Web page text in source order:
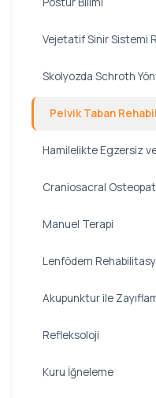
Vejetatif Sinir Sistemi
Skolyozda Schroth
Pelvik Taban
Hamilelikte Egzersiz
Craniosacral
Manuel Terapi
Lenfödem
Akupunktur ile
Refleksoloji
Kuru İğneleme